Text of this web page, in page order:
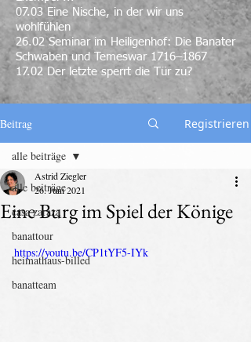
07.03 Eine Nische, in der wir uns
wohlfühlen
26.02 Seminar im Heiligenhof: Die Banater
Schwaben und Temeswar 1716–1867
17.02 Der letzte sperrt die Tür zu?
Beitrag Registrieren
alle beiträge
casa zaraza
banattour
heimathaus-billed
banatteam
alle beiträge
Eine Burg im Spiel der Könige
Astrid Ziegler
26. Juni 2021
https://youtu.be/CP1tYF5-IYk